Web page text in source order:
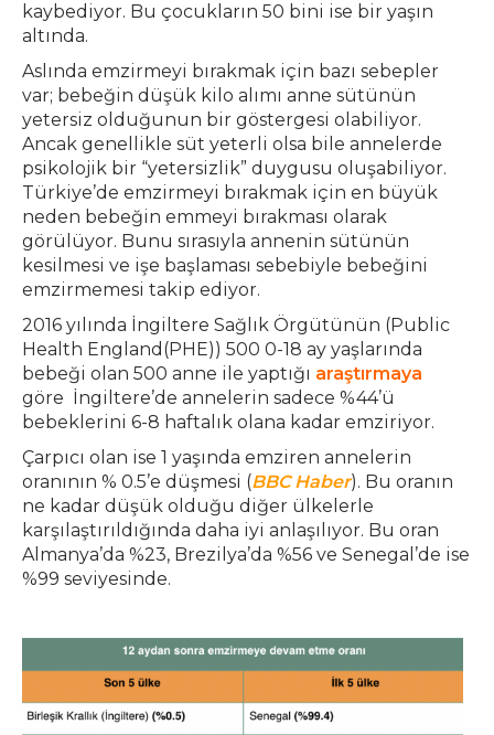
kaybediyor. Bu çocukların 50 bini ise bir yaşın
altında.
Aslında emzirmeyi bırakmak için bazı sebepler
var; bebeğin düşük kilo alımı anne sütünün
yetersiz olduğunun bir göstergesi olabiliyor.
Ancak genellikle süt yeterli olsa bile annelerde
psikolojik bir “yetersizlik” duygusu oluşabiliyor.
Türkiye’de emzirmeyi bırakmak için en büyük
neden bebeğin emmeyi bırakması olarak
görülüyor. Bunu sırasıyla annenin sütünün
kesilmesi ve işe başlaması sebebiyle bebeğini
emzirmemesi takip ediyor.
2016 yılında İngiltere Sağlık Örgütünün (Public
Health England(PHE)) 500 0-18 ay yaşlarında
bebeği olan 500 anne ile yaptığı araştırmaya
göre İngiltere’de annelerin sadece %44’ü
bebeklerini 6-8 haftalık olana kadar emziriyor.
Çarpıcı olan ise 1 yaşında emziren annelerin
oranının % 0.5’e düşmesi (BBC Haber). Bu oranın
ne kadar düşük olduğu diğer ülkelerle
karşılaştırıldığında daha iyi anlaşılıyor. Bu oran
Almanya’da %23, Brezilya’da %56 ve Senegal’de ise
%99 seviyesinde.